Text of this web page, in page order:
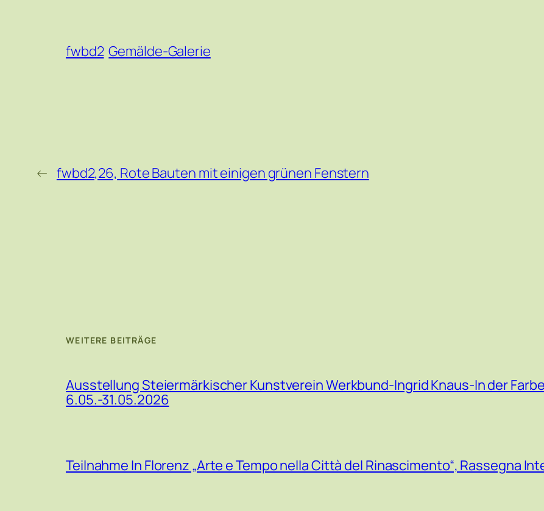
fwbd2 Gemälde-Galerie
← fwbd2,26, Rote Bauten mit einigen grünen Fenstern
WEITERE BEITRÄGE
Ausstellung Steiermärkischer Kunstverein Werkbund-Ingrid Knaus-In der
6.05.-31.05.2026
Teilnahme In Florenz „Arte e Tempo nella Città del Rinascimento“, Rassegna